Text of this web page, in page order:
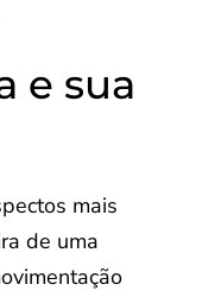
e sua
mais
de uma